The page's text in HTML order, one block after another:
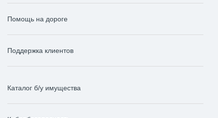
Помощь на дороге
Поддержка клиентов
Каталог б/у имущества